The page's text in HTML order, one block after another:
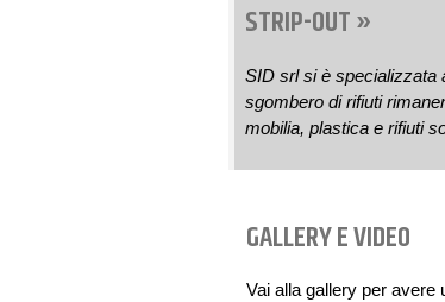
STRIP-OUT »
SID srl si è specializzata
sgombero di rifiuti
mobilia, plastica e rifiuti
GALLERY E VIDEO
Vai alla gallery per avere